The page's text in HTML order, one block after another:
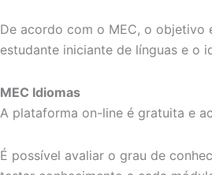
De acordo com o MEC, o
estudante iniciante de línguas e o
MEC Idiomas
A plataforma on-line é gratuita e
É possível avaliar o grau de